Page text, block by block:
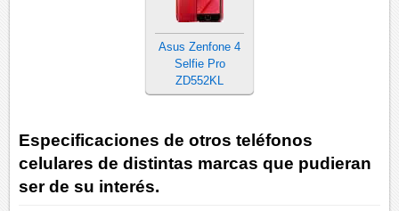
Asus Zenfone 4
Selfie Pro
ZD552KL
Especificaciones de otros teléfonos
celulares de distintas marcas que pudieran
ser de su interés.